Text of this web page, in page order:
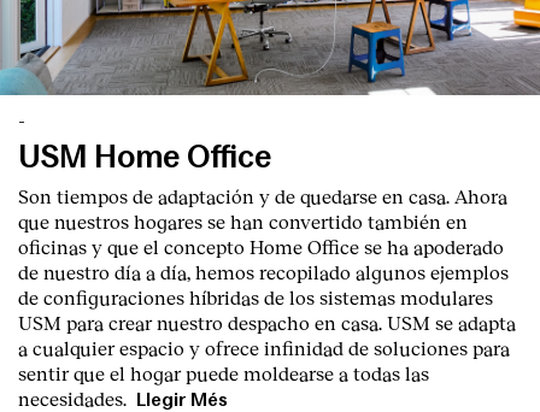
-
USM Home Office
Son tiempos de adaptación y de quedarse en casa. Ahora
que nuestros hogares se han convertido también en
oficinas y que el concepto Home Office se ha apoderado
de nuestro día a día, hemos recopilado algunos ejemplos
de configuraciones híbridas de los sistemas modulares
USM para crear nuestro despacho en casa. USM se adapta
a cualquier espacio y ofrece infinidad de soluciones para
sentir que el hogar puede moldearse a todas las
necesidades.
Llegir Més